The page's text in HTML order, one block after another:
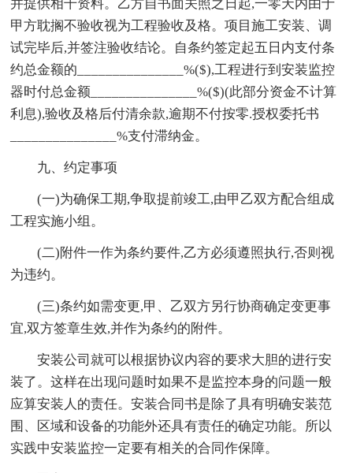
并提供相干资料。乙方自书面关照之日起,一零天内由于
甲方耽搁不验收视为工程验收及格。项目施工安装、调
试完毕后,并签注验收结论。自条约签定起五日内支付条
约总金额的_______________%($),工程进行到安装监控
器时付总金额_______________%($)(此部分资金不计算
利息),验收及格后付清余款,逾期不付按零.授权委托书
_______________%支付滞纳金。
九、约定事项
(一)为确保工期,争取提前竣工,由甲乙双方配合组成
工程实施小组。
(二)附件一作为条约要件,乙方必须遵照执行,否则视
为违约。
(三)条约如需变更,甲、乙双方另行协商确定变更事
宜,双方签章生效,并作为条约的附件。
安装公司就可以根据协议内容的要求大胆的进行安
装了。这样在出现问题时如果不是监控本身的问题一般
应算安装人的责任。安装合同书是除了具有明确安装范
围、区域和设备的功能外还具有责任的确定功能。所以
实践中安装监控一定要有相关的合同作保障。